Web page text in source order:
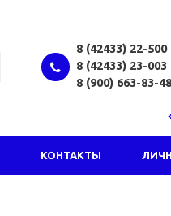
8 (42433) 22-500
8 (42433) 23-003
8 (900) 663-83-48
КОНТАКТЫ